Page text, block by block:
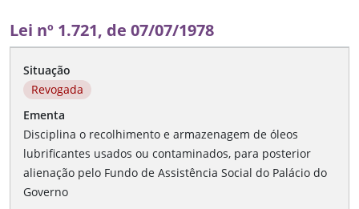
Lei nº 1.721, de 07/07/1978
Situação
Revogada
Ementa
Disciplina o recolhimento e armazenagem de óleos
lubrificantes usados ou contaminados, para posterior
alienação pelo Fundo de Assistência Social do Palácio do
Governo